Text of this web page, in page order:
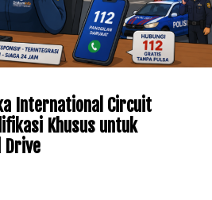
International Circuit
Khusus untuk
Drive